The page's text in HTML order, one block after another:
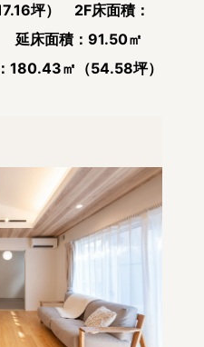
坪） 2F床面積：
延床面積：91.50㎡
180.43㎡（54.58坪）